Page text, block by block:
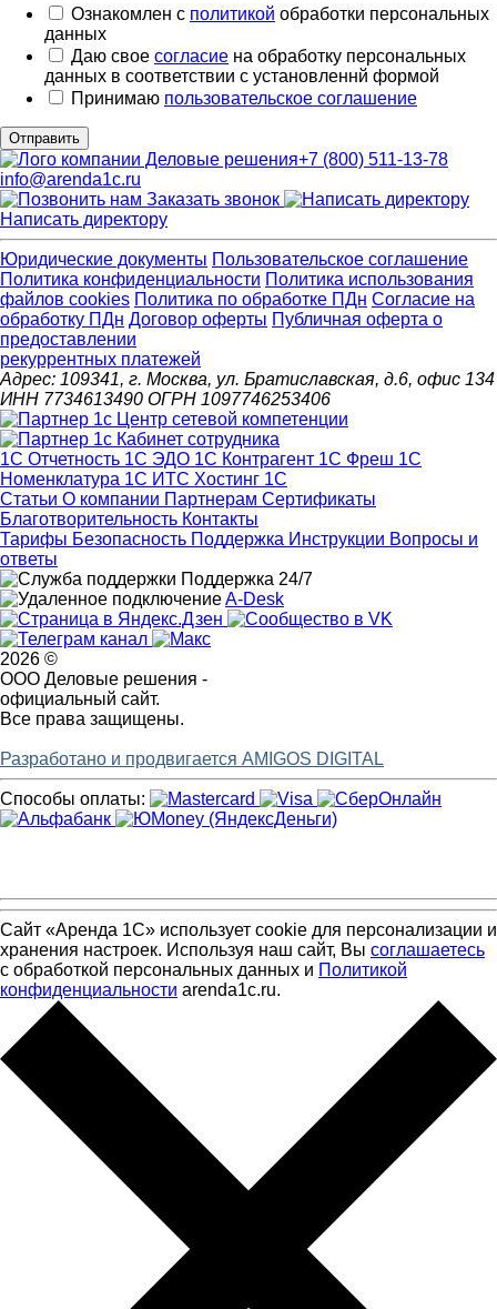
Ознакомлен с политикой обработки персональных
данных
Даю свое согласие на обработку персональных
данных в соответствии с установленнй формой
Принимаю пользовательское соглашение
Отправить
+7 (800) 511-13-78
info@arenda1c.ru
Заказать звонок
Написать директору
Юридические документы Пользовательское соглашение
Политика конфиденциальности Политика использования
файлов cookies Политика по обработке ПДн Cогласие на
обработку ПДн Договор оферты Публичная оферта о
предоставлении
рекуррентных платежей
Адрес: 109341, г. Москва, ул. Братиславская, д.6, офис 134
ИНН 7734613490 ОГРН 1097746253406
1С Отчетность 1С ЭДО 1С Контрагент 1С Фреш 1С
Номенклатура 1С ИТС Хостинг 1С
Статьи О компании Партнерам Сертификаты
Благотворительность Контакты
Тарифы Безопасность Поддержка Инструкции Вопросы и
ответы
Поддержка 24/7
A-Desk
2026 ©
ООО Деловые решения -
официальный сайт.
Все права защищены.
Разработано и продвигается AMIGOS DIGITAL
Способы оплаты:
Сайт «Аренда 1С» использует cookie для персонализации и
хранения настроек. Используя наш сайт, Вы соглашаетесь
с обработкой персональных данных и Политикой
конфиденциальности arenda1c.ru.